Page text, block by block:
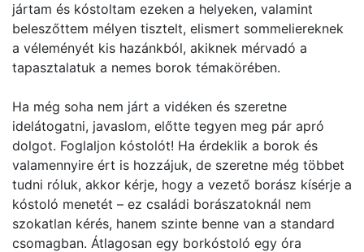
jártam és kóstoltam ezeken a helyeken, valamint
beleszőttem mélyen tisztelt, elismert sommeliereknek
a véleményét kis hazánkból, akiknek mérvadó a
tapasztalatuk a nemes borok témakörében.
Ha még soha nem járt a vidéken és szeretne
idelátogatni, javaslom, előtte tegyen meg pár apró
dolgot. Foglaljon kóstolót! Ha érdeklik a borok és
valamennyire ért is hozzájuk, de szeretne még többet
tudni róluk, akkor kérje, hogy a vezető borász kísérje a
kóstoló menetét – ez családi borászatoknál nem
szokatlan kérés, hanem szinte benne van a standard
csomagban. Átlagosan egy borkóstoló egy óra